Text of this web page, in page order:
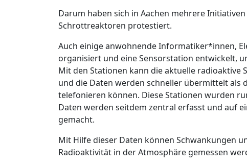
Darum haben sich in Aachen mehrere
Schrottreaktoren protestiert.
Auch einige anwohnende Informatiker*innen,
organisiert und eine Sensorstation entwickelt,
Mit den Stationen kann die aktuelle radioaktive
und die Daten werden schneller übermittelt als
telefonieren können. Diese Stationen wurden
Daten werden seitdem zentral erfasst und auf
gemacht.
Mit Hilfe dieser Daten können Schwankungen
Radioaktivität in der Atmosphäre gemessen